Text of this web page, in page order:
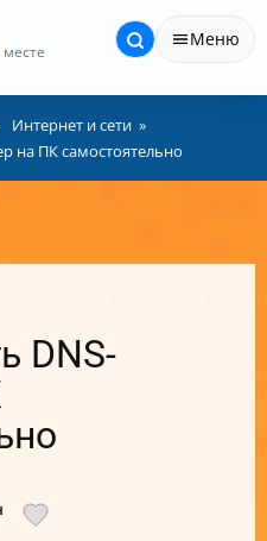
Меню
Интернет и сети
на ПК самостоятельно
DNS-